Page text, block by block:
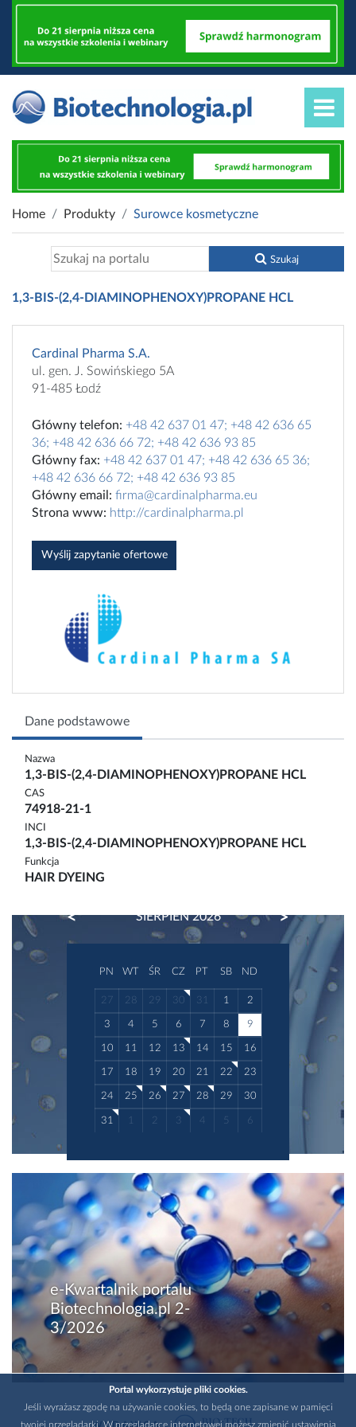
Home Produkty Surowce kosmetyczne
1,3-BIS-(2,4-DIAMINOPHENOXY)PROPANE HCL
Szukaj
Cardinal Pharma S.A.
ul. gen. J. Sowińskiego 5A
91-485 Łodź
Główny telefon: +48 42 637 01 47; +48 42 636 65
36; +48 42 636 66 72; +48 42 636 93 85
Główny fax: +48 42 637 01 47; +48 42 636 65 36;
+48 42 636 66 72; +48 42 636 93 85
Główny email: firma@cardinalpharma.eu
Strona www: http://cardinalpharma.pl
Wyślij zapytanie ofertowe
Dane podstawowe
Nazwa
1,3-BIS-(2,4-DIAMINOPHENOXY)PROPANE HCL
CAS
74918-21-1
INCI
1,3-BIS-(2,4-DIAMINOPHENOXY)PROPANE HCL
Funkcja
HAIR DYEING
SIERPIEŃ 2026
PREVIOUS NEXT
PN WT ŚR CZ PT SB ND
27 28 29 30 31 1 2
3 4 5 6 7 8 9
10 11 12 13 14 15 16
17 18 19 20 21 22 23
24 25 26 27 28 29 30
31 1 2 3 4 5 6
e-Kwartalnik portalu
Biotechnologia.pl 2-
3/2026
Portal wykorzystuje pliki cookies.
Jeśli wyrażasz zgodę na używanie cookies, to będą one zapisane w pamięci
twojej przeglądarki. W przeglądarce internetowej możesz zmienić ustawienia